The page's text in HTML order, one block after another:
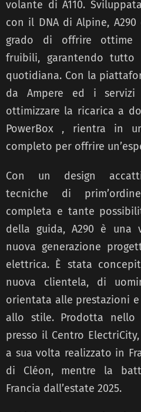
volante di A110.
con il DNA di Alpine,
grado di offrire ottime
fruibili, garantendo
quotidiana. Con la
da Ampere ed i
ottimizzare la ricarica a
PowerBox , rientra in
completo per offrire
Con un design
tecniche di
completa e tante
della guida, A290 è una
nuova generazione
elettrica. È stata
nuova clientela, di
orientata alle prestazioni
allo stile. Prodotta nello
presso il Centro
a sua volta realizzato in
di Cléon, mentre la
Francia dall’estate 2025.